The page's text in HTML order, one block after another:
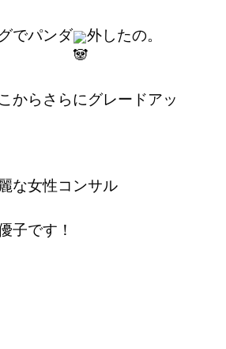
でパンダ 外したの。
からさらにグレードアッ
な女性コンサル
子です！